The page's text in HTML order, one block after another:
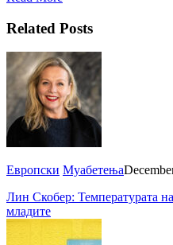
Related Posts
Европски Муабетења
Лин Скобер: Температурата
младите